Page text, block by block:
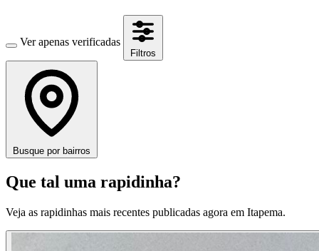
Ver apenas verificadas
Filtros
Busque por bairros
Que tal uma rapidinha?
Veja as rapidinhas mais recentes publicadas agora em Itapema.